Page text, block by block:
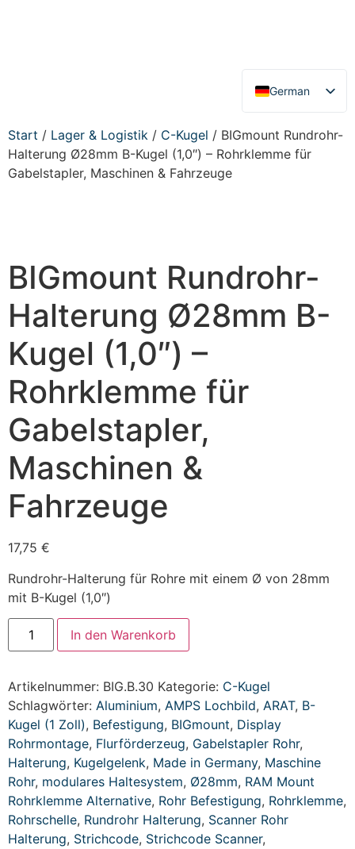
German
English
Start / Lager & Logistik / C-Kugel / BIGmount Rundrohr-
Halterung Ø28mm B-Kugel (1,0″) – Rohrklemme für
Gabelstapler, Maschinen & Fahrzeuge
BIGmount Rundrohr-
Halterung Ø28mm B-
Kugel (1,0″) –
Rohrklemme für
Gabelstapler,
Maschinen &
Fahrzeuge
17,75 €
Rundrohr-Halterung für Rohre mit einem Ø von 28mm
mit B-Kugel (1,0″)
In den Warenkorb
Artikelnummer: BIG.B.30 Kategorie: C-Kugel
Schlagwörter: Aluminium, AMPS Lochbild, ARAT, B-
Kugel (1 Zoll), Befestigung, BIGmount, Display
Rohrmontage, Flurförderzeug, Gabelstapler Rohr,
Halterung, Kugelgelenk, Made in Germany, Maschine
Rohr, modulares Haltesystem, Ø28mm, RAM Mount
Rohrklemme Alternative, Rohr Befestigung, Rohrklemme,
Rohrschelle, Rundrohr Halterung, Scanner Rohr
Halterung, Strichcode, Strichcode Scanner,